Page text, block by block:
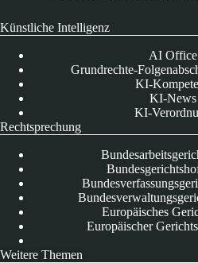
Künstliche Intelligenz
AI Office
Grundrechte-
KI-
KI-News
KI-
Rechtsprechung
Europäisches
Europäischer
Weitere Themen